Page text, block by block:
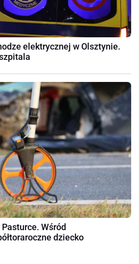
elektrycznej w Olsztynie.
Wśród
dziecko